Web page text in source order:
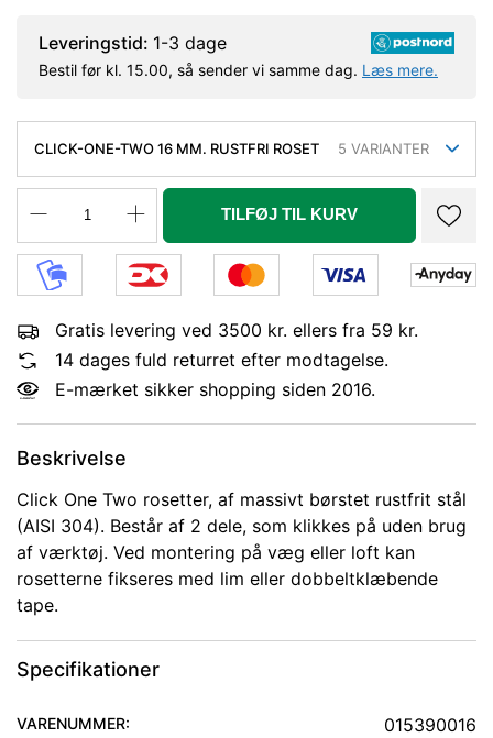
Leveringstid: 1-3 dage
Bestil før kl. 15.00, så sender vi samme dag. Læs mere.
CLICK-ONE-TWO 16 MM. RUSTFRI ROSET 5 VARIANTER
TILFØJ TIL KURV
Gratis levering ved 3500 kr. ellers fra 59 kr.
14 dages fuld returret efter modtagelse.
E-mærket sikker shopping siden 2016.
Beskrivelse
Click One Two rosetter, af massivt børstet rustfrit stål
(AISI 304). Består af 2 dele, som klikkes på uden brug
af værktøj. Ved montering på væg eller loft kan
rosetterne fikseres med lim eller dobbeltklæbende
tape.
Specifikationer
VARENUMMER: 015390016